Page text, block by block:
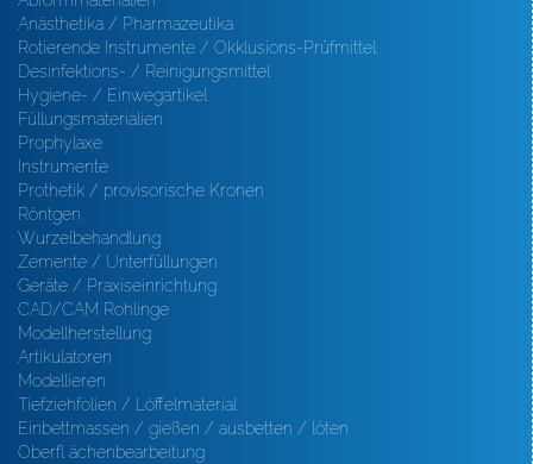
Anästhetika / Pharmazeutika
Rotierende Instrumente / Okklusions-Prüfmittel
Desinfektions- / Reinigungsmittel
Hygiene- / Einwegartikel
Füllungsmaterialien
Prophylaxe
Instrumente
Prothetik / provisorische Kronen
Röntgen
Wurzelbehandlung
Zemente / Unterfüllungen
Geräte / Praxiseinrichtung
CAD/CAM Rohlinge
Modellherstellung
Artikulatoren
Modellieren
Tiefziehfolien / Löffelmaterial
Einbettmassen / gießen / ausbetten / löten
Oberfl ächenbearbeitung